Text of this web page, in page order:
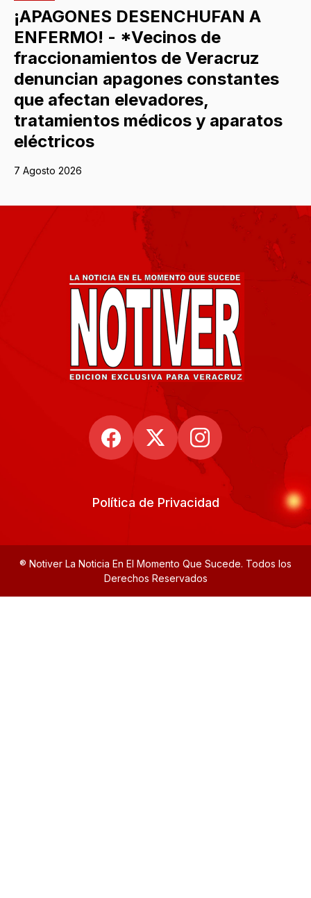
¡APAGONES DESENCHUFAN A
ENFERMO! - *Vecinos de
fraccionamientos de Veracruz
denuncian apagones constantes
que afectan elevadores,
tratamientos médicos y aparatos
eléctricos
7 Agosto 2026
Política de Privacidad
® Notiver La Noticia En El Momento Que Sucede. Todos los
Derechos Reservados